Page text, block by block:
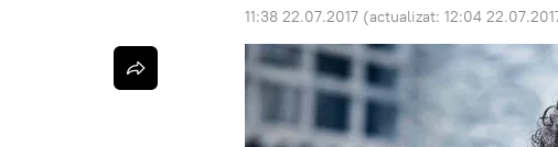
11:38 22.07.2017 (actualizat: 12:04